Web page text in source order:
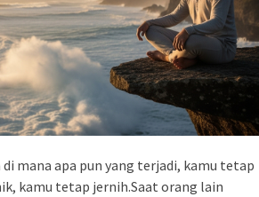
mana apa pun yang terjadi, kamu tetap
kamu tetap jernih.Saat orang lain